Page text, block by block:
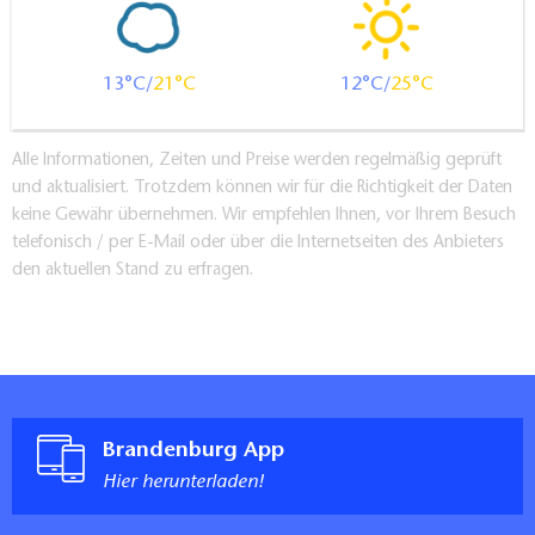
13 21 12 25
Alle Informationen, Zeiten und Preise werden regelmäßig geprüft
und aktualisiert. Trotzdem können wir für die Richtigkeit der Daten
keine Gewähr übernehmen. Wir empfehlen Ihnen, vor Ihrem Besuch
telefonisch / per E-Mail oder über die Internetseiten des Anbieters
den aktuellen Stand zu erfragen.
Brandenburg App
Hier herunterladen!